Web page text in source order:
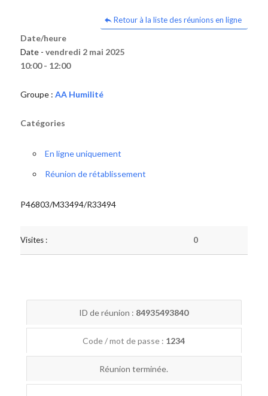
Retour à la liste des réunions en ligne
Date/heure
Date - vendredi 2 mai 2025
10:00 - 12:00
Groupe : AA Humilité
Catégories
En ligne uniquement
Réunion de rétablissement
P46803/M33494/R33494
Visites : 0
ID de réunion : 84935493840
Code / mot de passe : 1234
Réunion terminée.